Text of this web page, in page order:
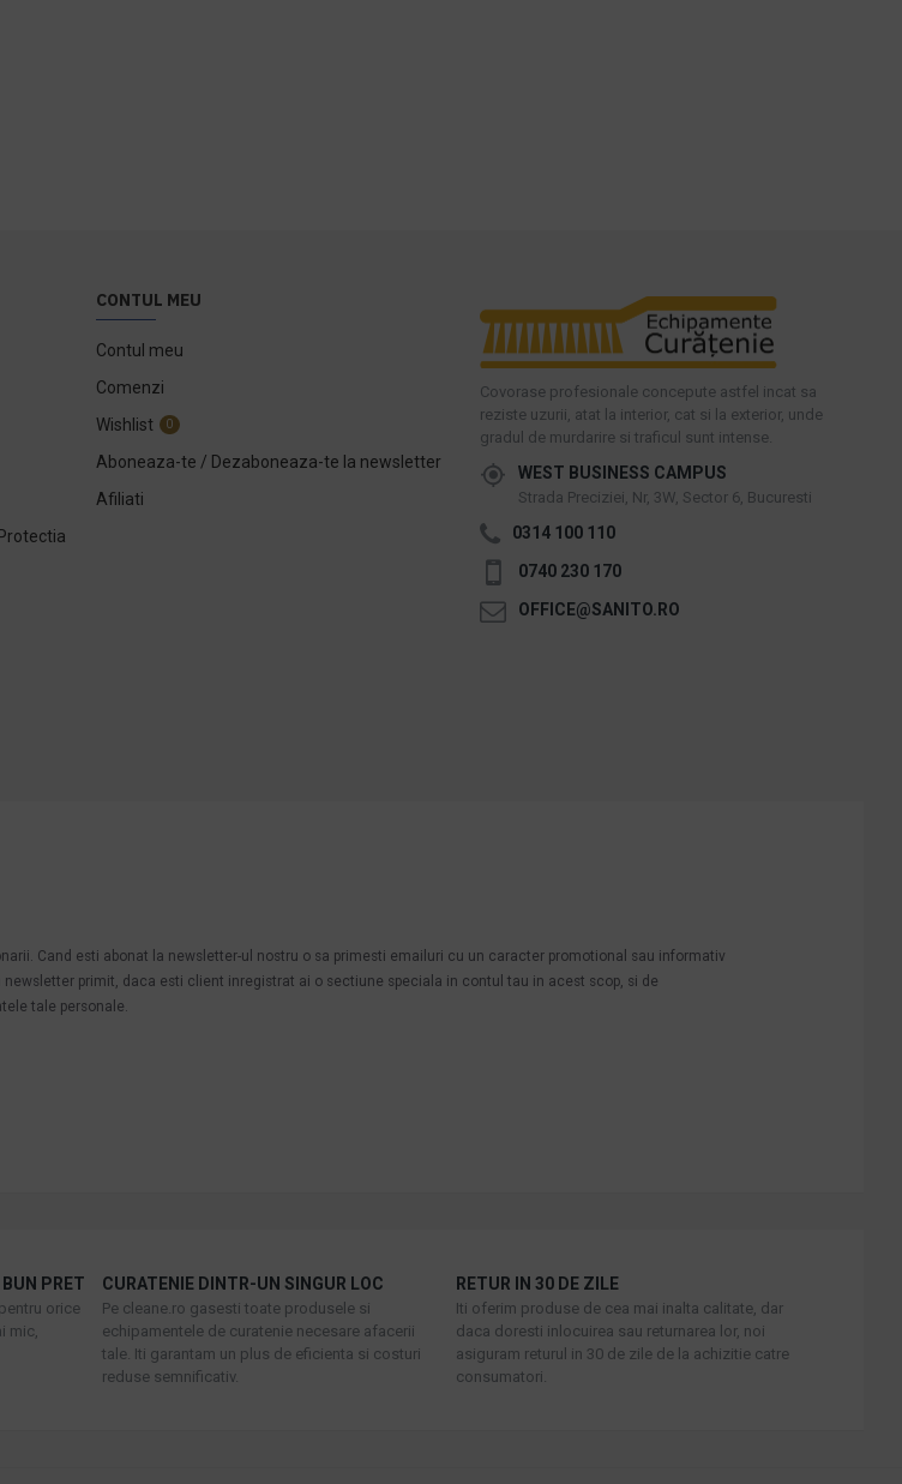
CONTUL MEU
Contul meu
Comenzi
Wishlist
0
Aboneaza-te / Dezaboneaza-te la newsletter
Afiliati
Covorase profesionale concepute astfel incat sa
reziste uzurii, atat la interior, cat si la exterior, unde
gradul de murdarire si traficul sunt intense.
WEST BUSINESS CAMPUS
Strada Preciziei, Nr, 3W, Sector 6, Bucuresti
0314 100 110
0740 230 170
OFFICE@SANITO.RO
Cand esti abonat la newsletter-ul nostru o sa primesti emailuri cu un caracter promotional sau informativ
primit, daca esti client inregistrat ai o sectiune speciala in contul tau in acest scop, si de
tale personale.
PRET
orice
mic,
CURATENIE DINTR-UN SINGUR LOC
Pe cleane.ro gasesti toate produsele si
echipamentele de curatenie necesare afacerii
tale. Iti garantam un plus de eficienta si costuri
reduse semnificativ.
RETUR IN 30 DE ZILE
Iti oferim produse de cea mai inalta calitate, dar
daca doresti inlocuirea sau returnarea lor, noi
asiguram returul in 30 de zile de la achizitie catre
consumatori.